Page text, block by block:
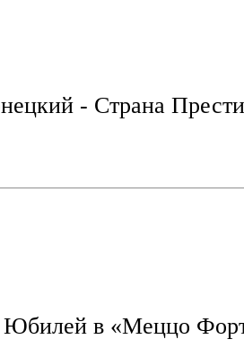
- Страна
в «Меццо